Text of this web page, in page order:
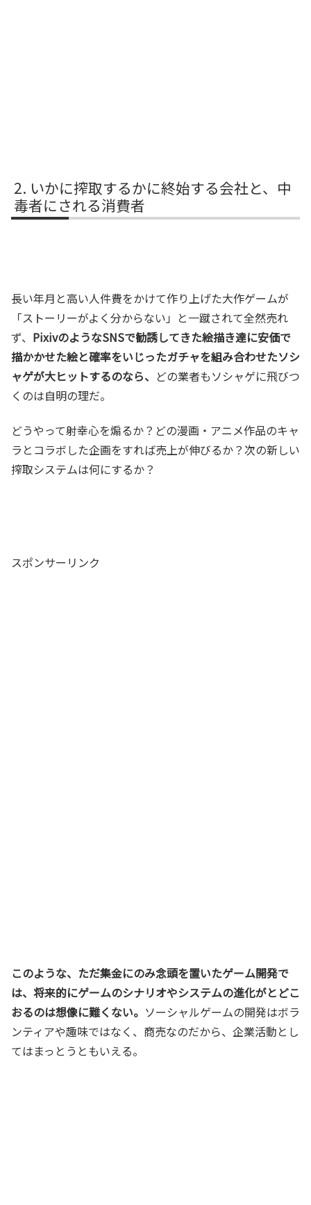
いかに搾取するかに終始する会社と、中
毒者にされる消費者
長い年月と高い人件費をかけて作り上げた大作ゲームが
「ストーリーがよく分からない」と一蹴されて全然売れ
ず、 PixivのようなSNSで勧誘してきた絵描き達に安価で
描かかせた絵と確率をいじったガチャを組み合わせたソシ
ャゲが大ヒットするのなら、 どの業者もソシャゲに飛びつ
くのは自明の理だ。
どうやって射幸心を煽るか？どの漫画・アニメ作品のキャ
ラとコラボした企画をすれば売上が伸びるか？次の新しい
搾取システムは何にするか？
スポンサーリンク
このような、ただ集金にのみ念頭を置いたゲーム開発で
は、将来的にゲームのシナリオやシステムの進化がとどこ
おるのは想像に難くない。 ソーシャルゲームの開発はボラ
ンティアや趣味ではなく、商売なのだから、企業活動とし
てはまっとうともいえる。